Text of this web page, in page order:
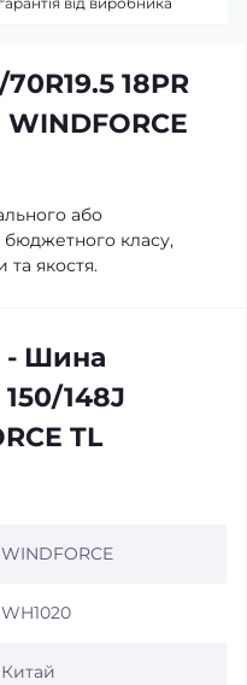
18PR
або
бюджетного класу,
та якостя.
- Шина
148J
TL
WINDFORCE
WH1020
Китай